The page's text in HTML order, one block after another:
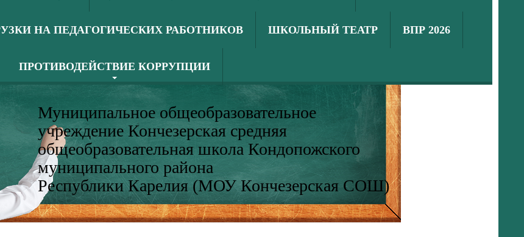
НА ПЕДАГОГИЧЕСКИХ РАБОТНИКОВ ШКОЛЬНЫЙ ТЕАТР ВПР 2026
ПРОТИВОДЕЙСТВИЕ КОРРУПЦИИ
Муниципальное общеобразовательное
учреждение Кончезерская средняя
общеобразовательная школа Кондопожского
муниципального района
Республики Карелия (МОУ Кончезерская СОШ)